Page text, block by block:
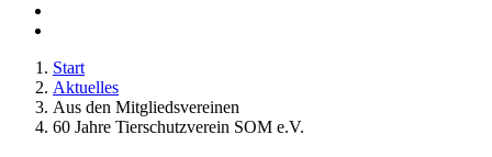
Start
Aktuelles
Aus den Mitgliedsvereinen
60 Jahre Tierschutzverein SOM e.V.